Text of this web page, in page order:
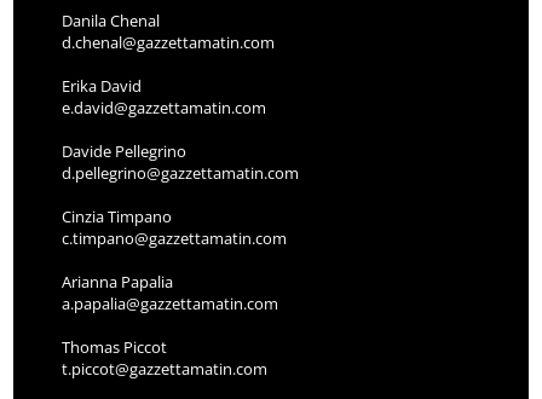
Danila Chenal
d.chenal@gazzettamatin.com
Erika David
e.david@gazzettamatin.com
Davide Pellegrino
d.pellegrino@gazzettamatin.com
Cinzia Timpano
c.timpano@gazzettamatin.com
Arianna Papalia
a.papalia@gazzettamatin.com
Thomas Piccot
t.piccot@gazzettamatin.com